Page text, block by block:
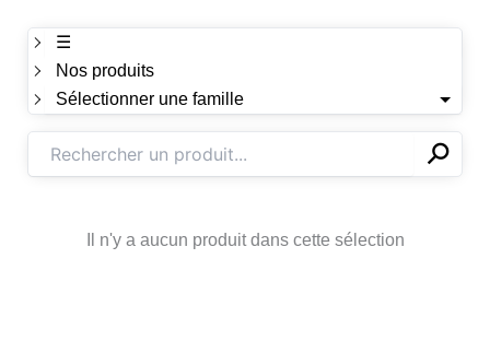
☰
Nos produits
Sélectionner une famille
✕⚲
Il n'y a aucun produit dans cette sélection